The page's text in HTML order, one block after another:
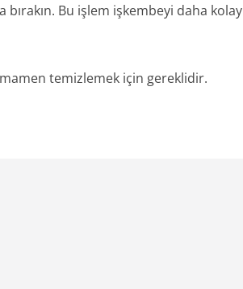
bırakın. Bu işlem işkembeyi daha kolay
temizlemek için gereklidir.